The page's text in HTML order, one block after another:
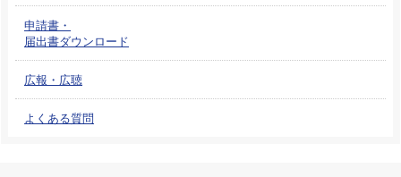
申請書・
届出書ダウンロード
広報・広聴
よくある質問